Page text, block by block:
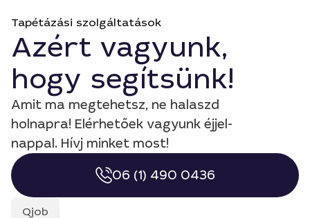
Tapétázási szolgáltatások
Azért vagyunk,
hogy segítsünk!
Amit ma megtehetsz, ne halaszd
holnapra! Elérhetőek vagyunk éjjel-
nappal. Hívj minket most!
06 (1) 490 0436
Qjob